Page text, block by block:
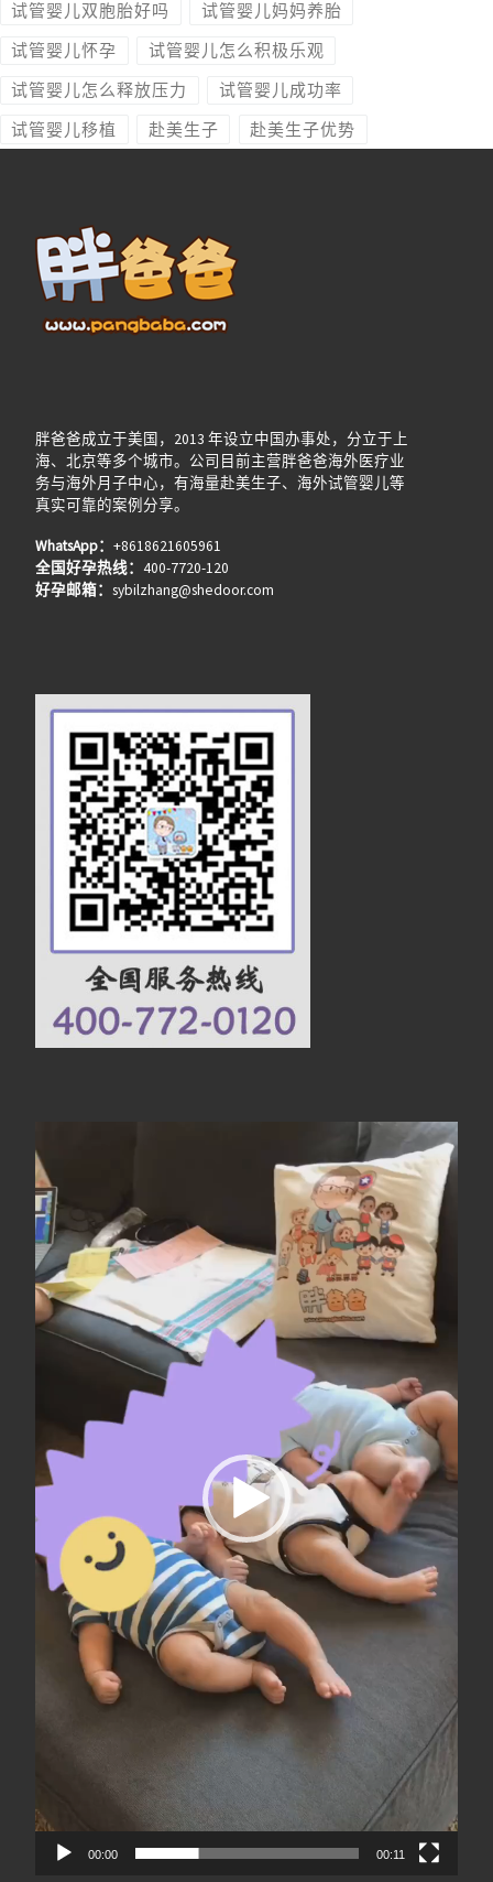
试管婴儿双胞胎好吗 试管婴儿妈妈养胎
试管婴儿怀孕 试管婴儿怎么积极乐观
试管婴儿怎么释放压力 试管婴儿成功率
试管婴儿移植 赴美生子 赴美生子优势
胖爸爸成立于美国，2013 年设立中国办事处，分立于上
海、北京等多个城市。公司目前主营胖爸爸海外医疗业
务与海外月子中心，有海量赴美生子、海外试管婴儿等
真实可靠的案例分享。
WhatsApp： +8618621605961
全国好孕热线： 400-7720-120
好孕邮箱： sybilzhang@shedoor.com
频
播
放
器
00:00 00:11